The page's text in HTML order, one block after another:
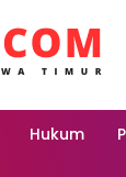
Hukum